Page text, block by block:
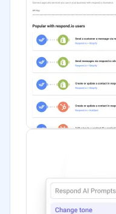
Financiera
Alimentaria
Salud
Manufactura
ONG
Gobierno
Transporte y logística
Comercio Electrónico
Ventas y servicios